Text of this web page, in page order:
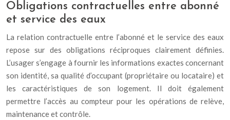
Obligations contractuelles entre abonné
et service des eaux
La relation contractuelle entre l’abonné et le service des eaux
repose sur des obligations réciproques clairement définies.
L’usager s’engage à fournir les informations exactes concernant
son identité, sa qualité d’occupant (propriétaire ou locataire) et
les caractéristiques de son logement. Il doit également
permettre l’accès au compteur pour les opérations de relève,
maintenance et contrôle.